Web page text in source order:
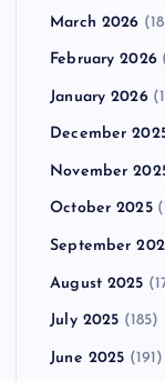
March 2026
February 2026
January 2026
December
November
October 2025
September
August 2025
July 2025 (185)
June 2025 (191)